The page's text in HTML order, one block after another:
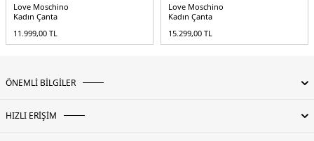
Love Moschino
Kadın Çanta
11.999,00 TL
Love Moschino
Kadın Çanta
15.299,00 TL
ÖNEMLİ BİLGİLER
HIZLI ERİŞİM